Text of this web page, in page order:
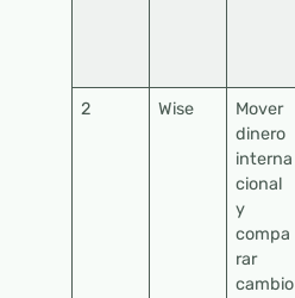
2 Wise
Mover
dinero
interna
cional
y
compa
rar
cambio